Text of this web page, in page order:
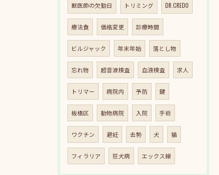
獣医師の欠勤日 トリミング DR.CREDO
療法食 価格変更 診療時間
ビルジャック 年末年始 落とし物
忘れ物 超音波検査 血液検査 求人
トリマー 病院内 予防 鍵
板橋区 動物病院 入院 手術
ワクチン 避妊 去勢 犬 猫
フィラリア 狂犬病 エックス線